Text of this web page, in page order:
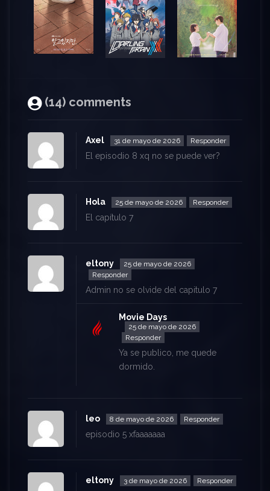
(14) comments
Axel 31 de mayo de 2026 Responder
El episodio 8 xq no se puede ver?
Hola 25 de mayo de 2026 Responder
El capítulo 7
eltony
25 de mayo de 2026
Responder
Admin no se olvide del capitulo 7
Movie Days
25 de mayo de 2026
Responder
Ya se publico, me quede
dormido.
leo 8 de mayo de 2026 Responder
episodio 5 xfaaaaaaa
eltony 3 de mayo de 2026 Responder